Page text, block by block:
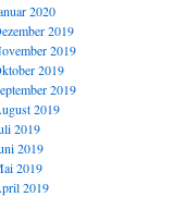
2020
2019
2019
2019
2019
2019
2019
2019
2019
2019